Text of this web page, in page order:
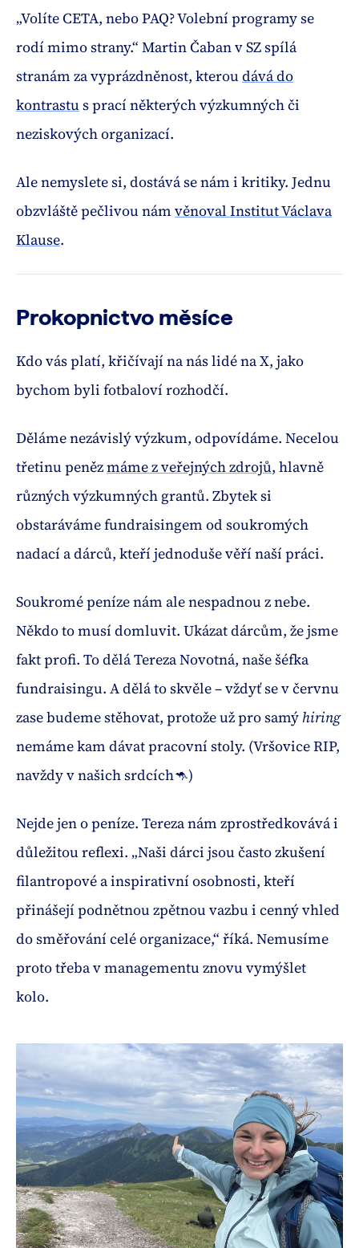
„Volíte CETA, nebo PAQ? Volební programy se
rodí mimo strany.“ Martin Čaban v SZ spílá
stranám za vyprázdněnost, kteroudává do
kontrastus prací některých výzkumných či
neziskových organizací.
Ale nemyslete si, dostává se nám i kritiky. Jednu
obzvláště pečlivou nám věnoval Institut Václava
Klause.
Prokopnictvo měsíce
Kdo vás platí, křičívají na nás lidé na X, jako
bychom byli fotbaloví rozhodčí.
Děláme nezávislý výzkum, odpovídáme. Necelou
třetinu penězmáme z veřejných zdrojů, hlavně
různých výzkumných grantů. Zbytek si
obstaráváme fundraisingem od soukromých
nadací a dárců, kteří jednoduše věří naší práci.
Soukromé peníze nám ale nespadnou z nebe.
Někdo to musí domluvit. Ukázat dárcům, že jsme
fakt profi. To dělá Tereza Novotná, naše šéfka
fundraisingu. A dělá to skvěle – vždyť se v červnu
zase budeme stěhovat, protože už pro samý hiring
nemáme kam dávat pracovní stoly. (Vršovice RIP,
navždy v našich srdcích🦘)
Nejde jen o peníze. Tereza nám zprostředkovává i
důležitou reflexi. „Naši dárci jsou často zkušení
filantropové a inspirativní osobnosti, kteří
přinášejí podnětnou zpětnou vazbu i cenný vhled
do směřování celé organizace,“ říká. Nemusíme
proto třeba v managementu znovu vymýšlet
kolo.